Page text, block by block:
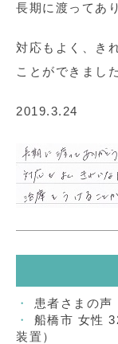
長期に渡ってあ
対応もよく、き
ことができました
2019.3.24
患者さまの声
船橋市 女性
装置）